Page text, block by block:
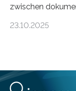
zwischen
Kinderlähmung,
nur noch in zwei
weltweit
23.10.2025